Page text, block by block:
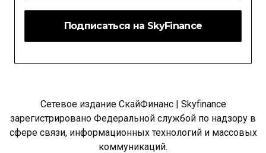
Сетевое издание СкайФинанс | Skyfinance
зарегистрировано Федеральной службой по надзору в
сфере связи, информационных технологий и массовых
коммуникаций.